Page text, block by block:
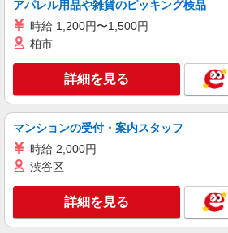
アパレル用品や雑貨のピッキング検品
時給 1,200円〜1,500円
柏市
詳細を見る
マンションの受付・案内スタッフ
時給 2,000円
渋谷区
詳細を見る